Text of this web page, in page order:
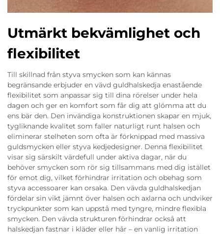
Utmärkt bekvämlighet och
flexibilitet
Till skillnad från styva smycken som kan kännas
begränsande erbjuder en vävd guldhalskedja enastående
flexibilitet som anpassar sig till dina rörelser under hela
dagen och ger en komfort som får dig att glömma att du
ens bär den. Den invändiga konstruktionen skapar en mjuk,
tygliknande kvalitet som faller naturligt runt halsen och
eliminerar stelheten som ofta är förknippad med massiva
guldsmycken eller styva kedjedesigner. Denna flexibilitet
visar sig särskilt värdefull under aktiva dagar, när du
behöver smycken som rör sig tillsammans med dig istället
för emot dig, vilket förhindrar irritation och obehag som
styva accessoarer kan orsaka. Den vävda guldhalskedjan
fördelar sin vikt jämnt över halsen och axlarna och undviker
tryckpunkter som kan uppstå med tyngre, mindre flexibla
smycken. Den vävda strukturen förhindrar också att
halskedjan fastnar i kläder eller hår – en vanlig irritation